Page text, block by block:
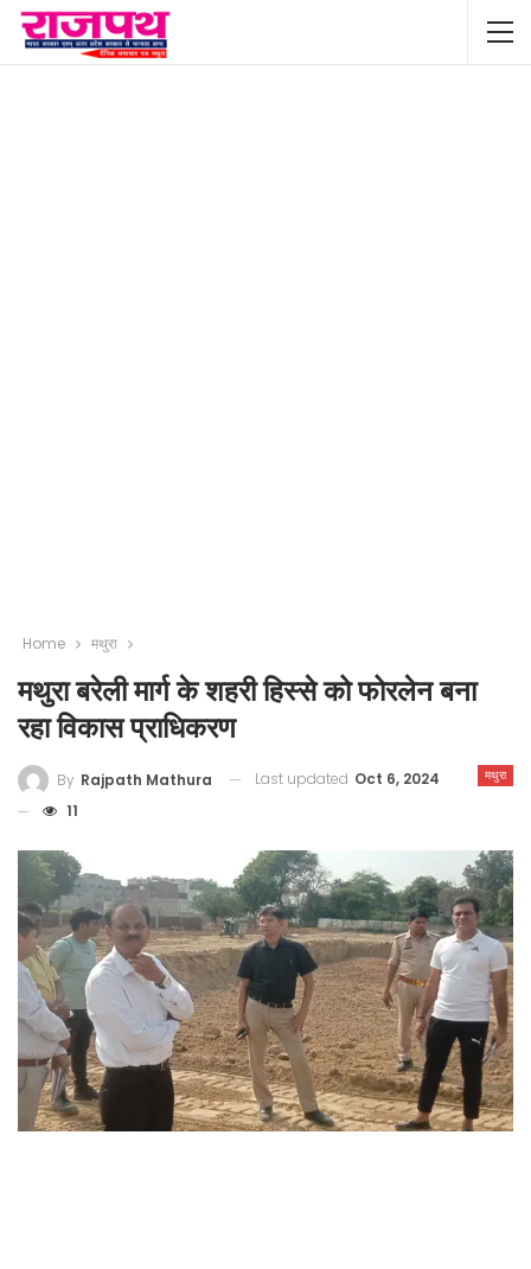
Home मथुरा
मथुरा बरेली मार्ग के शहरी हिस्से को फोरलेन बना
रहा विकास प्राधिकरण
मथुरा
By Rajpath Mathura Last updated Oct 6, 2024
11